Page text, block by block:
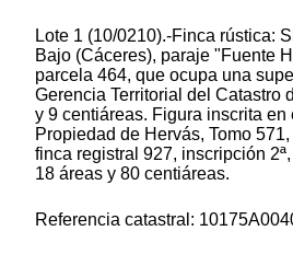
Lote 1 (10/0210).-Finca rústica:
Bajo (Cáceres), paraje "Fuente
parcela 464, que ocupa una
Gerencia Territorial del Catastro
y 9 centiáreas. Figura inscrita en
Propiedad de Hervás, Tomo
finca registral 927, inscripción
18 áreas y 80 centiáreas.
Referencia catastral: